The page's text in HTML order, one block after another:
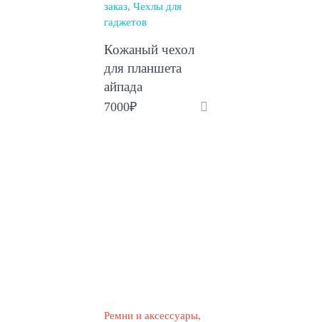
заказ Чехлы для
гаджетов
Кожаный чехол
для планшета
айпада
7000₽
Ремни и аксессуары